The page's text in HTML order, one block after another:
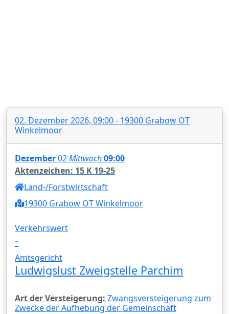
02. Dezember 2026, 09:00 - 19300 Grabow OT
Winkelmoor
Dezember02Mittwoch09:00
Aktenzeichen: 15 K 19-25
Land-/Forstwirtschaft
19300 Grabow OT Winkelmoor
Verkehrswert
-
Amtsgericht
Ludwigslust Zweigstelle Parchim
Art der Versteigerung: Zwangsversteigerung zum
Zwecke der Aufhebung der Gemeinschaft